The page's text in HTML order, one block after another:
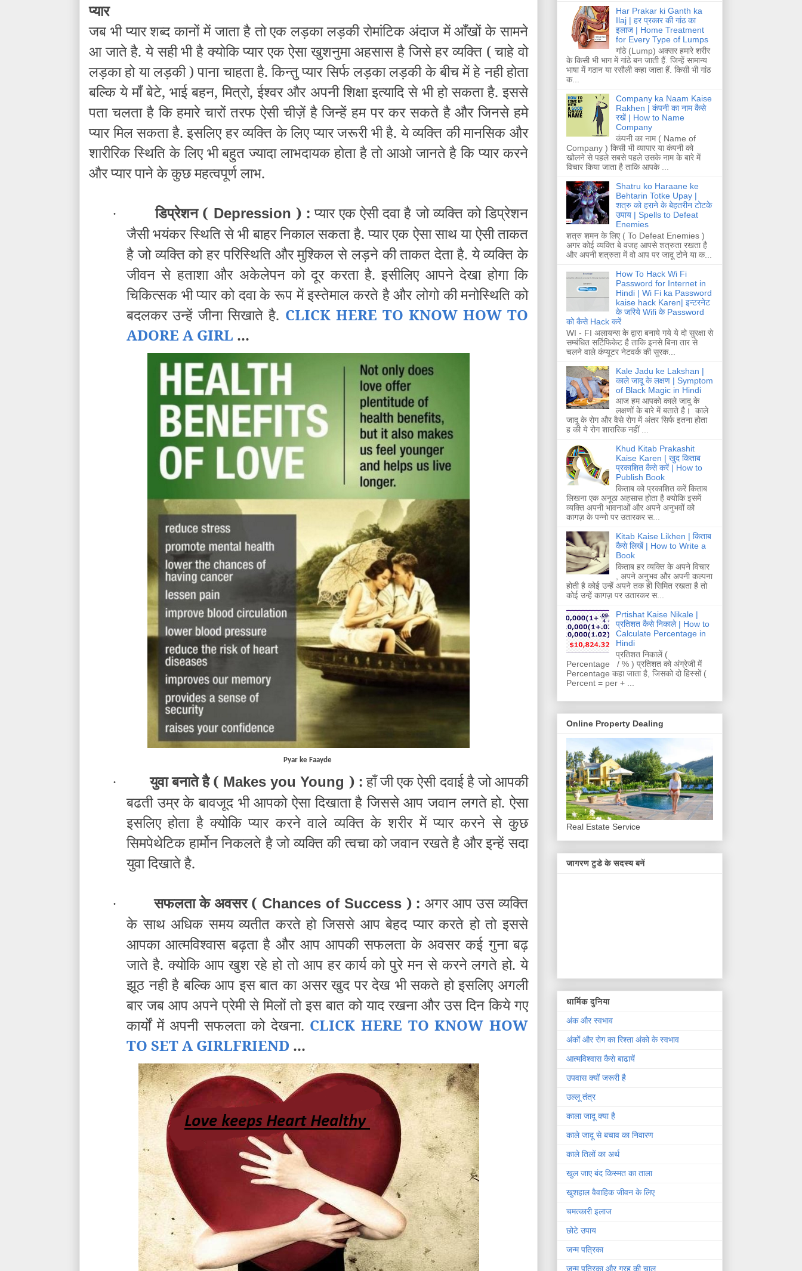
प्यार
जब भी प्यार शब्द कानों में जाता है तो एक लड़का लड़की रोमांटिक अंदाज में आँखों के सामने
आ जाते है. ये सही भी है क्योकि प्यार एक ऐसा खुशनुमा अहसास है जिसे हर व्यक्ति ( चाहे वो
लड़का हो या लड़की ) पाना चाहता है. किन्तु प्यार सिर्फ लड़का लड़की के बीच में हे नही होता
बल्कि ये माँ बेटे, भाई बहन, मित्रो, ईश्वर और अपनी शिक्षा इत्यादि से भी हो सकता है. इससे
पता चलता है कि हमारे चारों तरफ ऐसी चीज़ें है जिन्हें हम पर कर सकते है और जिनसे हमे
प्यार मिल सकता है. इसलिए हर व्यक्ति के लिए प्यार जरूरी भी है. ये व्यक्ति की मानसिक और
शारीरिक स्थिति के लिए भी बहुत ज्यादा लाभदायक होता है तो आओ जानते है कि प्यार करने
और प्यार पाने के कुछ महत्वपूर्ण लाभ.
· डिप्रेशन ( Depression ) :प्यार एक ऐसी दवा है जो व्यक्ति को डिप्रेशन
जैसी भयंकर स्थिति से भी बाहर निकाल सकता है. प्यार एक ऐसा साथ या ऐसी ताकत
है जो व्यक्ति को हर परिस्थिति और मुश्किल से लड़ने की ताकत देता है. ये व्यक्ति के
जीवन से हताशा और अकेलेपन को दूर करता है. इसीलिए आपने देखा होगा कि
चिकित्सक भी प्यार को दवा के रूप में इस्तेमाल करते है और लोगो की मनोस्थिति को
बदलकर उन्हें जीना सिखाते है. CLICK HERE TO KNOW HOW TO
ADORE A GIRL ...
Pyar ke Faayde
· युवा बनाते है ( Makes you Young ) :हाँ जी एक ऐसी दवाई है जो आपकी
बढती उम्र के बावजूद भी आपको ऐसा दिखाता है जिससे आप जवान लगते हो. ऐसा
इसलिए होता है क्योकि प्यार करने वाले व्यक्ति के शरीर में प्यार करने से कुछ
सिमपेथेटिक हार्मोन निकलते है जो व्यक्ति की त्वचा को जवान रखते है और इन्हें सदा
युवा दिखाते है.
· सफलता के अवसर ( Chances of Success ) : अगर आप उस व्यक्ति
के साथ अधिक समय व्यतीत करते हो जिससे आप बेहद प्यार करते हो तो इससे
आपका आत्मविश्वास बढ़ता है और आप आपकी सफलता के अवसर कई गुना बढ़
जाते है. क्योकि आप खुश रहे हो तो आप हर कार्य को पुरे मन से करने लगते हो. ये
झूठ नही है बल्कि आप इस बात का असर खुद पर देख भी सकते हो इसलिए अगली
बार जब आप अपने प्रेमी से मिलों तो इस बात को याद रखना और उस दिन किये गए
कार्यों में अपनी सफलता को देखना. CLICK HERE TO KNOW HOW
TO SET A GIRLFRIEND ...
Har Prakar ki Ganth ka
Ilaj | हर प्रकार की गांठ का
इलाज | Home Treatment
for Every Type of Lumps
गांठे (Lump) अक्सर हमारे शरीर
के किसी भी भाग में गांठे बन जाती हैं. जिन्हें सामान्य
भाषा में गठान या रसौली कहा जाता हैं. किसी भी गांठ
क...
Company ka Naam Kaise
Rakhen | कंपनी का नाम कैसे
रखें | How to Name
Company
कंपनी का नाम ( Name of
Company ) किसी भी व्यापार या कंपनी को
खोलने से पहले सबसे पहले उसके नाम के बारे में
विचार किया जाता है ताकि आपके ...
Shatru ko Haraane ke
Behtarin Totke Upay |
शत्रु को हराने के बेहतरीन टोटके
उपाय | Spells to Defeat
Enemies
शत्रु शमन के लिए ( To Defeat Enemies )
अगर कोई व्यक्ति बे वजह आपसे शत्रुता रखता है
और अपनी शत्रुता में वो आप पर जादू टोने या क...
How To Hack Wi Fi
Password for Internet in
Hindi | Wi Fi ka Password
kaise hack Karen| इन्टरनेट
के जरिये Wifi के Password
को कैसे Hack करें
WI - FI अलायन्स के द्वारा बनाये गये ये दो सुरक्षा से
सम्बंधित सर्टिफिकेट है ताकि इनसे बिना तार से
चलने वाले कंप्यूटर नेटवर्क की सुरक...
Kale Jadu ke Lakshan |
काले जादू के लक्षण | Symptom
of Black Magic in Hindi
आज हम आपको काले जादू के
लक्षणों के बारे में बताते है। काले
जादू के रोग और वैसे रोग में अंतर सिर्फ इतना होता
ह की ये रोग शारारिक नहीं ...
Khud Kitab Prakashit
Kaise Karen | खुद किताब
प्रकाशित कैसे करें | How to
Publish Book
किताब को प्रकाशित करें किताब
लिखना एक अनूठा अहसास होता है क्योकि इसमें
व्यक्ति अपनी भावनाओं और अपने अनुभवों को
कागज़ के पन्नो पर उतारकर स...
Kitab Kaise Likhen | किताब
कैसे लिखें | How to Write a
Book
किताब हर व्यक्ति के अपने विचार
, अपने अनुभव और अपनी कल्पना
होती है कोई उन्हें अपने तक ही सिमित रखता है तो
कोई उन्हें कागज़ पर उतारकर स...
Prtishat Kaise Nikale |
प्रतिशत कैसे निकाले | How to
Calculate Percentage in
Hindi
प्रतिशत निकालें (
Percentage / % ) प्रतिशत को अंग्रेजी में
Percentage कहा जाता है, जिसको दो हिस्सों (
Percent = per + ...
Online Property Dealing
Real Estate Service
जागरण टुडे के सदस्य बनें
धार्मिक दुनिया
अंक और स्वभाव
अंकों और रोग का रिश्ता अंको के स्वभाव
आत्मविश्वास कैसे बाढायें
उपवास क्यों जरूरी है
उल्लू तंत्र
काला जादू क्या है
काले जादू से बचाव का निवारण
काले तिलों का अर्थ
खुल जाए बंद किस्मत का ताला
खुशहाल वैवाहिक जीवन के लिए
चमत्कारी इलाज
छोटे उपाय
जन्म पत्रिका
जन्म पत्रिका और ग्रह की चाल